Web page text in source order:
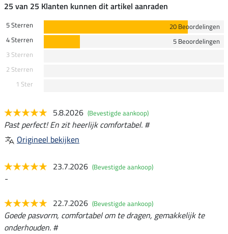
25 van 25 Klanten kunnen dit artikel aanraden
5 Sterren
20 Beoordelingen
4 Sterren
5 Beoordelingen
3 Sterren
2 Sterren
1 Ster
5.8.2026 (Bevestigde aankoop)
Past perfect! En zit heerlijk comfortabel. #
Origineel bekijken
23.7.2026 (Bevestigde aankoop)
-
22.7.2026 (Bevestigde aankoop)
Goede pasvorm, comfortabel om te dragen, gemakkelijk te
onderhouden. #